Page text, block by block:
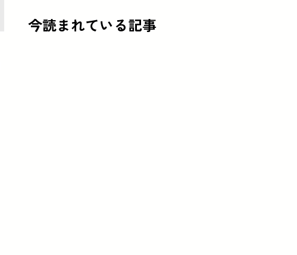
今読まれている記事